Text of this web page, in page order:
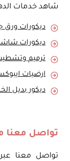
شاهد خدمات
ديكورات ورق
ديكورات
ترميم
ارضيات
ديكور بديل
تواصل معنا
تواصل معنا